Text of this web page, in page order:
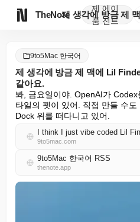
TheNote
제
품
에이
전트
9to5Mac 한국어
제 생각에 방금 제 맥에 Lil
같아요.
봐, 금요일이야. OpenAI가
타일의 펫이 있어. 직접 만들 수
Dock 위를 떠다니고 있어.
I think I just vibe coded Lil
9to5mac.com
9to5Mac 한국어 RSS
thenote.app